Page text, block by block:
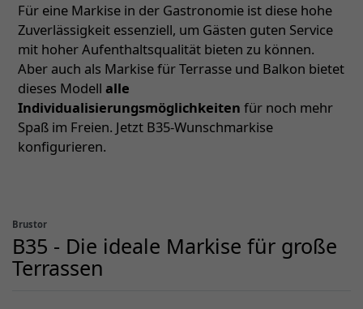
Für eine Markise in der Gastronomie ist diese hohe
Zuverlässigkeit essenziell, um Gästen guten Service
mit hoher Aufenthaltsqualität bieten zu können.
Aber auch als Markise für Terrasse und Balkon bietet
dieses Modell alle
Individualisierungsmöglichkeiten für noch mehr
Spaß im Freien. Jetzt B35-Wunschmarkise
konfigurieren.
Brustor
B35 - Die ideale Markise für große
Terrassen